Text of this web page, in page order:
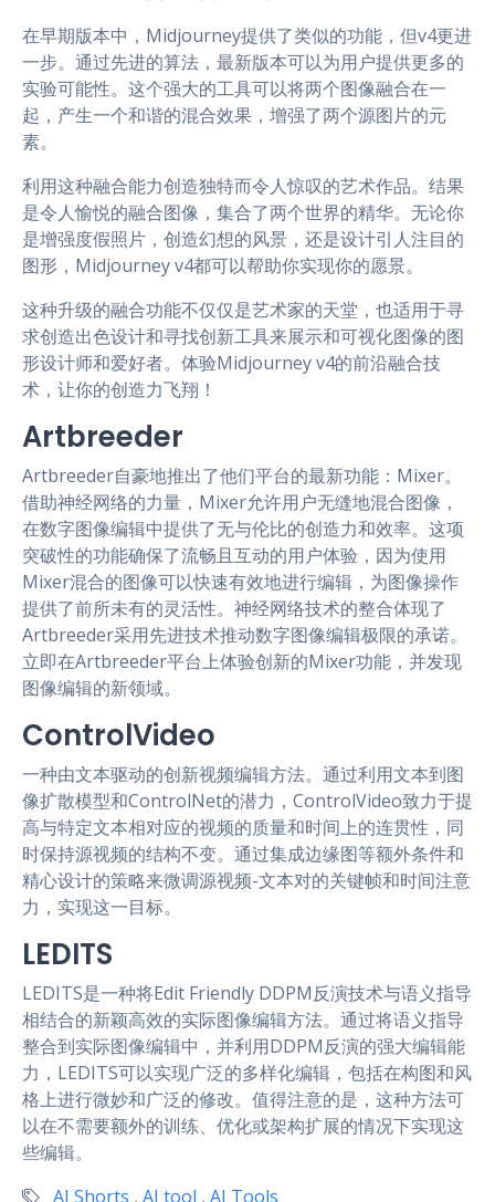
在早期版本中，Midjourney提供了类似的功能，但v4更进
一步。通过先进的算法，最新版本可以为用户提供更多的
实验可能性。这个强大的工具可以将两个图像融合在一
起，产生一个和谐的混合效果，增强了两个源图片的元
素。
利用这种融合能力创造独特而令人惊叹的艺术作品。结果
是令人愉悦的融合图像，集合了两个世界的精华。无论你
是增强度假照片，创造幻想的风景，还是设计引人注目的
图形，Midjourney v4都可以帮助你实现你的愿景。
这种升级的融合功能不仅仅是艺术家的天堂，也适用于寻
求创造出色设计和寻找创新工具来展示和可视化图像的图
形设计师和爱好者。体验Midjourney v4的前沿融合技
术，让你的创造力飞翔！
Artbreeder
Artbreeder自豪地推出了他们平台的最新功能：Mixer。
借助神经网络的力量，Mixer允许用户无缝地混合图像，
在数字图像编辑中提供了无与伦比的创造力和效率。这项
突破性的功能确保了流畅且互动的用户体验，因为使用
Mixer混合的图像可以快速有效地进行编辑，为图像操作
提供了前所未有的灵活性。神经网络技术的整合体现了
Artbreeder采用先进技术推动数字图像编辑极限的承诺。
立即在Artbreeder平台上体验创新的Mixer功能，并发现
图像编辑的新领域。
ControlVideo
一种由文本驱动的创新视频编辑方法。通过利用文本到图
像扩散模型和ControlNet的潜力，ControlVideo致力于提
高与特定文本相对应的视频的质量和时间上的连贯性，同
时保持源视频的结构不变。通过集成边缘图等额外条件和
精心设计的策略来微调源视频-文本对的关键帧和时间注意
力，实现这一目标。
LEDITS
LEDITS是一种将Edit Friendly DDPM反演技术与语义指导
相结合的新颖高效的实际图像编辑方法。通过将语义指导
整合到实际图像编辑中，并利用DDPM反演的强大编辑能
力，LEDITS可以实现广泛的多样化编辑，包括在构图和风
格上进行微妙和广泛的修改。值得注意的是，这种方法可
以在不需要额外的训练、优化或架构扩展的情况下实现这
些编辑。
AI Shorts , AI tool , AI Tools